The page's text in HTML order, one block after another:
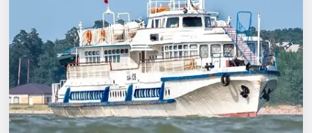
Спорт
События
Города